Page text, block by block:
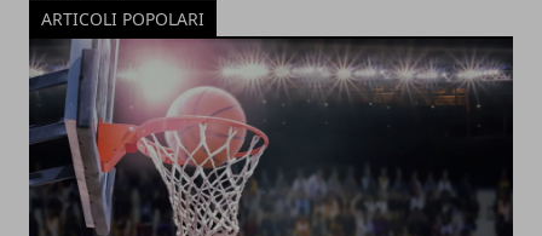
ARTICOLI POPOLARI